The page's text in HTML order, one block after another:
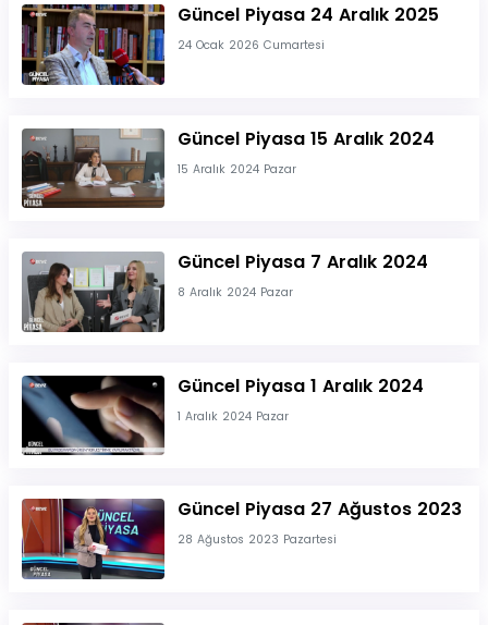
Güncel Piyasa 24 Aralık 2025
24 Ocak 2026 Cumartesi
Güncel Piyasa 15 Aralık 2024
15 Aralık 2024 Pazar
Güncel Piyasa 7 Aralık 2024
8 Aralık 2024 Pazar
Güncel Piyasa 1 Aralık 2024
1 Aralık 2024 Pazar
Güncel Piyasa 27 Ağustos 2023
28 Ağustos 2023 Pazartesi